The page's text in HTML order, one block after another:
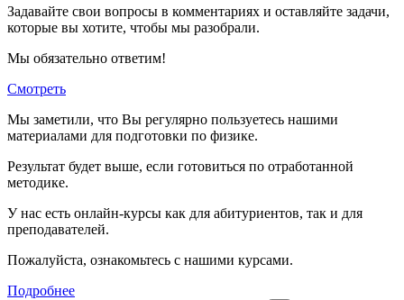
Задавайте свои вопросы в комментариях и оставляйте задачи,
которые вы хотите, чтобы мы разобрали.
Мы обязательно ответим!
Смотреть
Мы заметили, что Вы регулярно пользуетесь нашими
материалами для подготовки по физике.
Результат будет выше, если готовиться по отработанной
методике.
У нас есть онлайн-курсы как для абитуриентов, так и для
преподавателей.
Пожалуйста, ознакомьтесь с нашими курсами.
Подробнее